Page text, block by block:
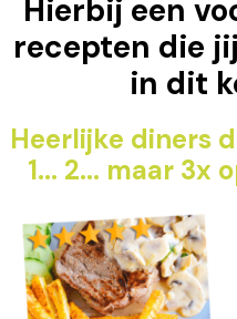
Hierbij een
recepten die
in dit
Heerlijke diners
1... 2... maar 3x